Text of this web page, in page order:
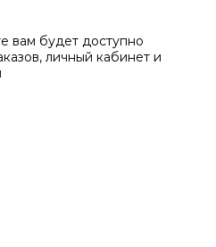
вам будет доступно
личный кабинет и